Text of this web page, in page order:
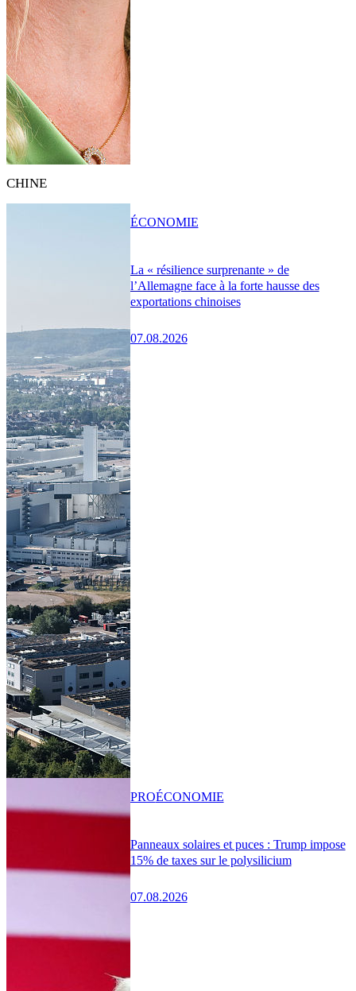
CHINE
La « résilience surprenante » de
l’Allemagne face à la forte hausse des
exportations chinoises
07.08.2026
ÉCONOMIE
Panneaux solaires et puces : Trump impose
15% de taxes sur le polysilicium
07.08.2026
PROÉCONOMIE